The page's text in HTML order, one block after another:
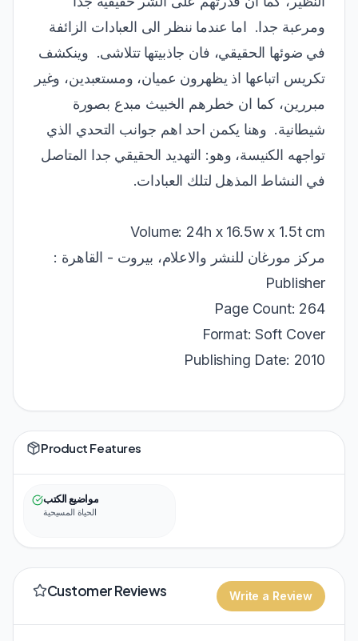
ومرعبة جدا. اما عندما ننظر الى العبادات الزائفة
في ضوئها الحقيقي، فان جاذبيتها تتلاشى. وينكشف
تكريس اتباعها اذ يظهرون عميان، ومستعبدين، وغير
مبررين، كما ان خطرهم الخبيث مبدع بصورة
شيطانية. وهنا يكمن احد اهم جوانب التحدي الذي
تواجهه الكنيسة، وهو: التهديد الحقيقي جدا المتاصل
في النشاط المذهل لتلك العبادات.
Volume: 24h x 16.5w x 1.5t cm
مركز مورغان للنشر والاعلام، بيروت - القاهرة :
Publisher
Page Count: 264
Format: Soft Cover
Publishing Date: 2010
Product Features
مواضيع الكتب
الحياة المسيحية
Customer Reviews Write a Review